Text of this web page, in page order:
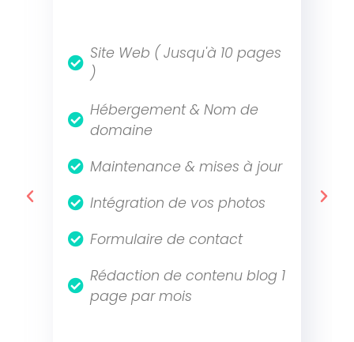
Tous les services inclus dans
Web-design sur mesure
Photos (banque d'image)
Blog / actualités
Fonction E-commerce
Pages produits (50 produits)